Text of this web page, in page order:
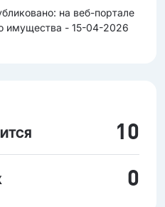
на веб-портале
имущества - 15-04-2026
10
0